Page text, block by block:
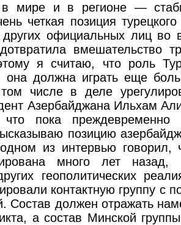
в мире и в регионе —
четкая позиция
других официальных лиц во
вмешательство
я считаю, что роль
она должна играть еще
числе в деле
Азербайджана Ильхам
пока преждевременно
позицию
из интервью говорил,
много лет
геополитических
контактную группу с
Состав должен отражать
а состав Минской